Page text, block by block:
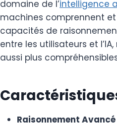
domaine de l’intelligence
machines comprennent
capacités de
entre les utilisateurs et
aussi plus
Raisonnement Avancé